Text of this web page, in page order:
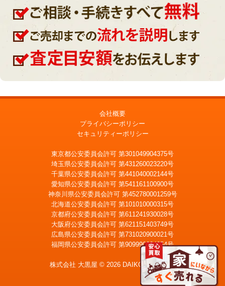
LINE査定 メール査定
会社概要
プライバシーポリシー
セキュリティーポリシー
東京都公安委員会許可 第301049904375号
埼玉県公安委員会許可 第431260023220号
千葉県公安委員会許可 第441040002144号
愛知県公安委員会許可 第541161100900号
神奈川県公安委員会許可 第452780001259号
北海道公安委員会許可 第101010000315号
京都府公安委員会許可 第611241930028号
大阪府公安委員会許可 第621151403749号
広島県公安委員会許可 第731020900021号
福岡県公安委員会許可 第909990034054号
株式会社 大黒屋 © 2026 DAIKOKUYA, Inc.